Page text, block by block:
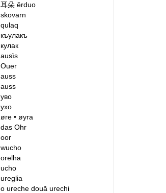
耳朵ěrduo
skovarn
qulaq
къулакъ
кулак
ausìs
Ouer
auss
auss
уво
ухо
øre• øyra
das Ohr
oor
wucho
orelha
ucho
ureglia
o urechedouă urechi